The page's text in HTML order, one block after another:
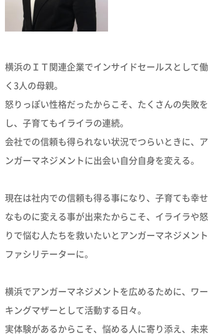
横浜のＩＴ関連企業でインサイドセールスとして働
く3人の母親。
怒りっぽい性格だったからこそ、たくさんの失敗を
し、子育てもイライラの連続。
会社での信頼も得られない状況でつらいときに、ア
ンガーマネジメントに出会い自分自身を変える。
現在は社内での信頼も得る事になり、子育ても幸せ
なものに変える事が出来たからこそ、イライラや怒
りで悩む人たちを救いたいとアンガーマネジメント
ファシリテーターに。
横浜でアンガーマネジメントを広めるために、ワー
キングマザーとして活動する日々。
実体験があるからこそ、悩める人に寄り添え、未来